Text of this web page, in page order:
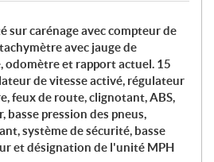
sur carénage avec compteur de
avec jauge de
odomètre et rapport actuel. 15
de vitesse activé, régulateur
feux de route, clignotant, ABS,
pression des pneus,
système de sécurité, basse
et désignation de l'unité MPH